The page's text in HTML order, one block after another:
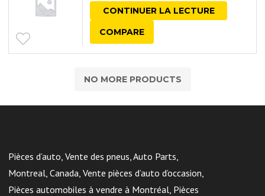
CONTINUER LA LECTURE
COMPARE
NO MORE PRODUCTS
Pièces d’auto, Vente des pneus, Auto Parts,
Montreal, Canada, Vente pièces d’auto d’occasion,
Pièces automobiles à vendre à Montréal, Pièces